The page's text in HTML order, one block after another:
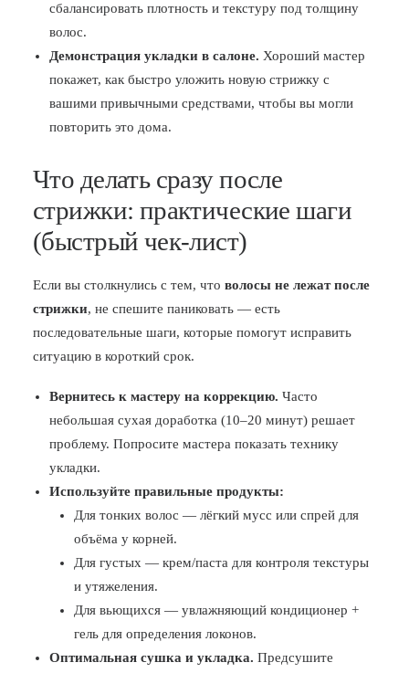
сбалансировать плотность и текстуру под толщину
волос.
Демонстрация укладки в салоне. Хороший мастер
покажет, как быстро уложить новую стрижку с
вашими привычными средствами, чтобы вы могли
повторить это дома.
Что делать сразу после
стрижки: практические шаги
(быстрый чек-лист)
Если вы столкнулись с тем, что волосы не лежат после
стрижки, не спешите паниковать — есть
последовательные шаги, которые помогут исправить
ситуацию в короткий срок.
Вернитесь к мастеру на коррекцию. Часто
небольшая сухая доработка (10–20 минут) решает
проблему. Попросите мастера показать технику
укладки.
Используйте правильные продукты:
Для тонких волос — лёгкий мусс или спрей для
объёма у корней.
Для густых — крем/паста для контроля текстуры
и утяжеления.
Для вьющихся — увлажняющий кондиционер +
гель для определения локонов.
Оптимальная сушка и укладка. Предсушите